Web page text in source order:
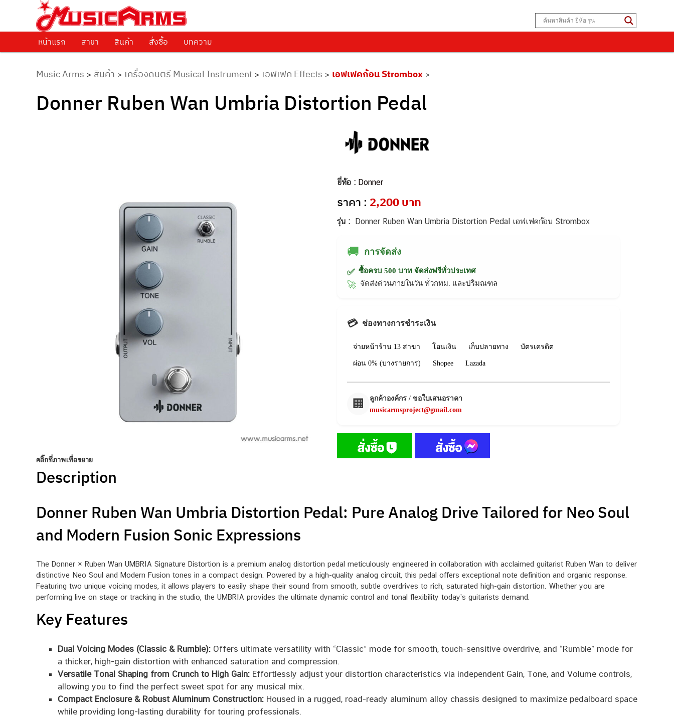
Music Arms
ศูนย์รวมครื่องดนตรีทุกชนิด ตั้งแต่เริ่มต้นถึงมืออาชีพ
Skip to primary content
หน้าแรก สาขา สินค้า สั่งซื้อ บทความ
Music Arms > สินค้า > เครื่องดนตรี Musical Instrument > เอฟเฟค Effects > เอฟเฟคก้อน Strombox >
Donner Ruben Wan Umbria Distortion Pedal
คลิ๊กที่ภาพเพื่อขยาย
ยี่ห้อ : Donner
ราคา : 2,200 บาท
รุ่น : Donner Ruben Wan Umbria Distortion Pedal เอฟเฟคก้อน Strombox
🚚 การจัดส่ง
✅ ซื้อครบ 500 บาท จัดส่งฟรีทั่วประเทศ
🚀 จัดส่งด่วนภายในวัน ทั่วกทม. และปริมณฑล
💳 ช่องทางการชำระเงิน
จ่ายหน้าร้าน 13 สาขา โอนเงิน เก็บปลายทาง บัตรเครดิต
ผ่อน 0% (บางรายการ) Shopee Lazada
🏢
ลูกค้าองค์กร / ขอใบเสนอราคา
musicarmsproject@gmail.com
Description
Donner Ruben Wan Umbria Distortion Pedal: Pure Analog Drive Tailored for Neo Soul
and Modern Fusion Sonic Expressions
The Donner × Ruben Wan UMBRIA Signature Distortion is a premium analog distortion pedal meticulously engineered in collaboration with acclaimed guitarist Ruben Wan to deliver
distinctive Neo Soul and Modern Fusion tones in a compact design. Powered by a high-quality analog circuit, this pedal offers exceptional note definition and organic response.
Featuring two unique voicing modes, it allows players to easily shape their sound from smooth, subtle overdrives to rich, saturated high-gain distortion. Whether you are
performing live on stage or tracking in the studio, the UMBRIA provides the ultimate dynamic control and tonal flexibility today’s guitarists demand.
Key Features
Dual Voicing Modes (Classic & Rumble):Offers ultimate versatility with “Classic” mode for smooth, touch-sensitive overdrive, and “Rumble” mode for
a thicker, high-gain distortion with enhanced saturation and compression.
Versatile Tonal Shaping from Crunch to High Gain:Effortlessly adjust your distortion characteristics via independent Gain, Tone, and Volume controls,
allowing you to find the perfect sweet spot for any musical mix.
Compact Enclosure & Robust Aluminum Construction:Housed in a rugged, road-ready aluminum alloy chassis designed to maximize pedalboard space
while providing long-lasting durability for touring professionals.